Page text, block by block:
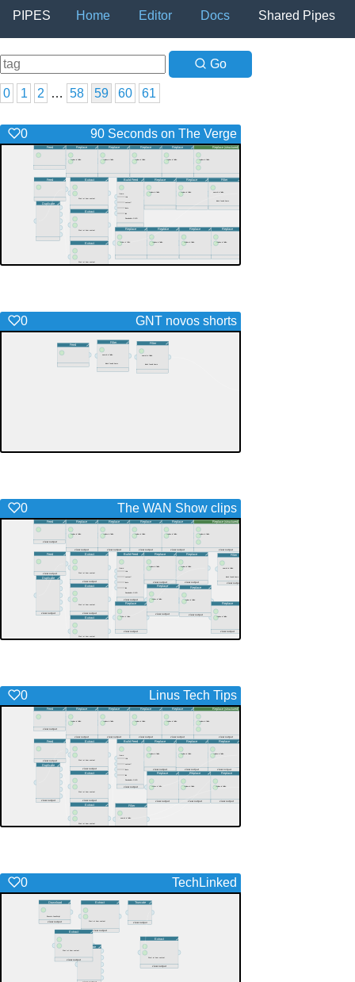
PIPES Home Editor Docs Shared Pipes
Go
0 1 2 … 58 59 60 61
0 90 Seconds on The Verge
0 GNT novos shorts
0 The WAN Show clips
0 Linus Tech Tips
0 TechLinked